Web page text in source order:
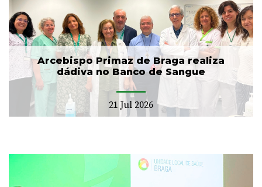
Arcebispo Primaz de Braga realiza
dádiva no Banco de Sangue
21 Jul 2026